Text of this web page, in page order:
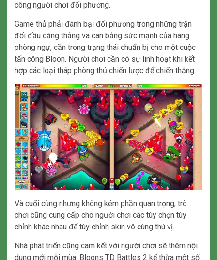
công người chơi đối phương.
Game thủ phải đánh bại đối phương trong những trận
đối đầu căng thẳng và cân bằng sức mạnh của hàng
phòng ngự, cần trong trạng thái chuẩn bị cho một cuộc
tấn công Bloon. Người chơi cần có sự linh hoạt khi kết
hợp các loại tháp phòng thủ chiến lược để chiến thắng.
Và cuối cùng nhưng không kém phần quan trọng, trò
chơi cũng cung cấp cho người chơi các tùy chọn tùy
chỉnh khác nhau để tùy chỉnh skin vô cùng thú vị.
Nhà phát triển cũng cam kết với người chơi sẽ thêm nội
dung mới mỗi mùa. Bloons TD Battles 2 kế thừa một số